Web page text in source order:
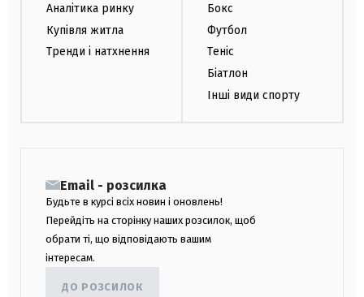
Аналітика ринку
Купівля житла
Тренди і натхнення
Бокс
Футбол
Теніс
Біатлон
Інші види спорту
Email - розсилка
Будьте в курсі всіх новин і оновлень!
Перейдіть на сторінку наших розсилок, щоб
обрати ті, що відповідають вашим
інтересам.
ДО РОЗСИЛОК